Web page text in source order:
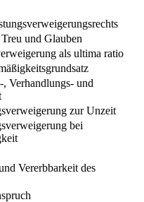
und Glauben
als ultima ratio
Verhandlungs- und
zur Unzeit
bei
Vererbbarkeit des